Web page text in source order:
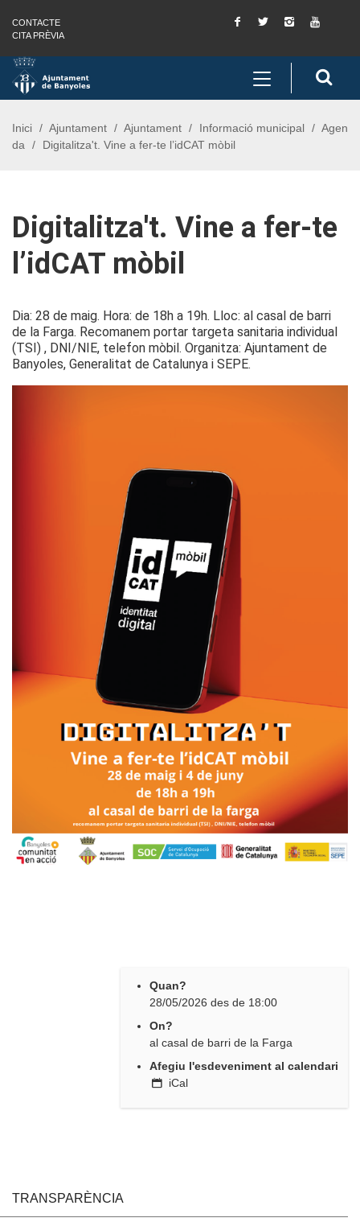
Saltar al contingut
Saltar a la navegació
Informació de contacte
CONTACTE
CITA PRÈVIA
Facebook
Twitter Instagram
Toggle
navigation
Inici Ajuntament Ajuntament Informació municipal
Agen
da
Digitalitza't. Vine a fer-te l’idCAT mòbil
Digitalitza't. Vine a fer-te
l’idCAT mòbil
Dia: 28 de maig. Hora: de 18h a 19h. Lloc: al casal de barri
de la Farga. Recomanem portar targeta sanitaria individual
(TSI) , DNI/NIE, telefon mòbil. Organitza: Ajuntament de
Banyoles, Generalitat de Catalunya i SEPE.
Quan?
28/05/2026 des de 18:00
On?
al casal de barri de la Farga
Afegiu l'esdeveniment al calendari
iCal
TRANSPARÈNCIA